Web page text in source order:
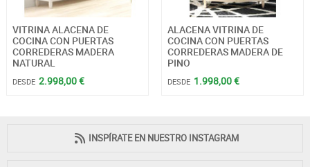
VITRINA ALACENA DE
COCINA CON PUERTAS
CORREDERAS MADERA
NATURAL
DESDE 2.998,00 €
ALACENA VITRINA DE
COCINA CON PUERTAS
CORREDERAS MADERA DE
PINO
DESDE 1.998,00 €
INSPÍRATE EN NUESTRO INSTAGRAM